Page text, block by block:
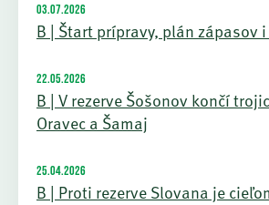
03.07.2026
B | Štart prípravy, plán zápasov
22.05.2026
B | V rezerve Šošonov končí
Oravec a Šamaj
25.04.2026
B | Proti rezerve Slovana je